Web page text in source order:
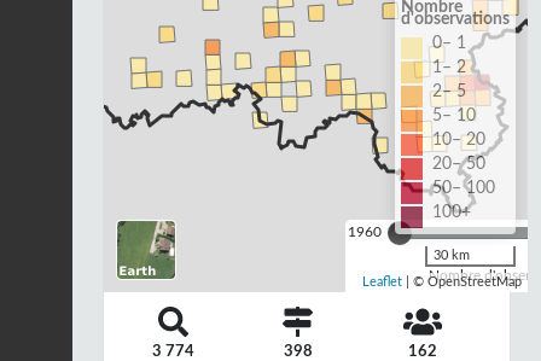
1960
Nombre
Nombre
d'observations
0– 1
1– 2
2– 5
5– 10
10– 20
20– 50
50– 100
100+
30 km
Leaflet | © OpenStreetMap
3 774 398 162